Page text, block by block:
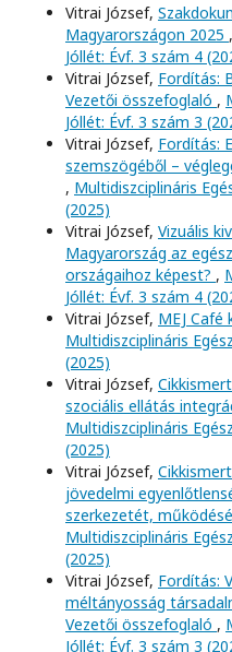
Vitrai József,
Magyarországon 2025 ,
Jóllét: Évf. 3 szám 4
Vitrai József, Fordítás:
Vezetői összefoglaló ,
Jóllét: Évf. 3 szám 3
Vitrai József, Fordítás:
szemszögéből –
, Multidiszciplináris
(2025)
Vitrai József, Vizuális
Magyarország az
országaihoz képest? ,
Jóllét: Évf. 3 szám 4
Vitrai József, MEJ
Multidiszciplináris
(2025)
Vitrai József,
szociális ellátás
Multidiszciplináris
(2025)
Vitrai József,
jövedelmi
szerkezetét,
Multidiszciplináris
(2025)
Vitrai József, Fordítás:
méltányosság
Vezetői összefoglaló ,
Jóllét: Évf. 3 szám 3